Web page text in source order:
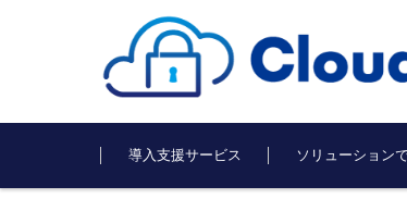
コンテンツに移動
導入支援サービス
ソリューション